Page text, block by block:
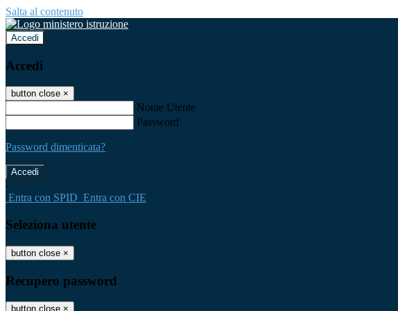
Salta al contenuto
Accedi
Accedi
button close ×
Nome Utente
Password
Password dimenticata?
-
Entra con SPID Entra con CIE
Seleziona utente
button close ×
Recupero password
button close ×